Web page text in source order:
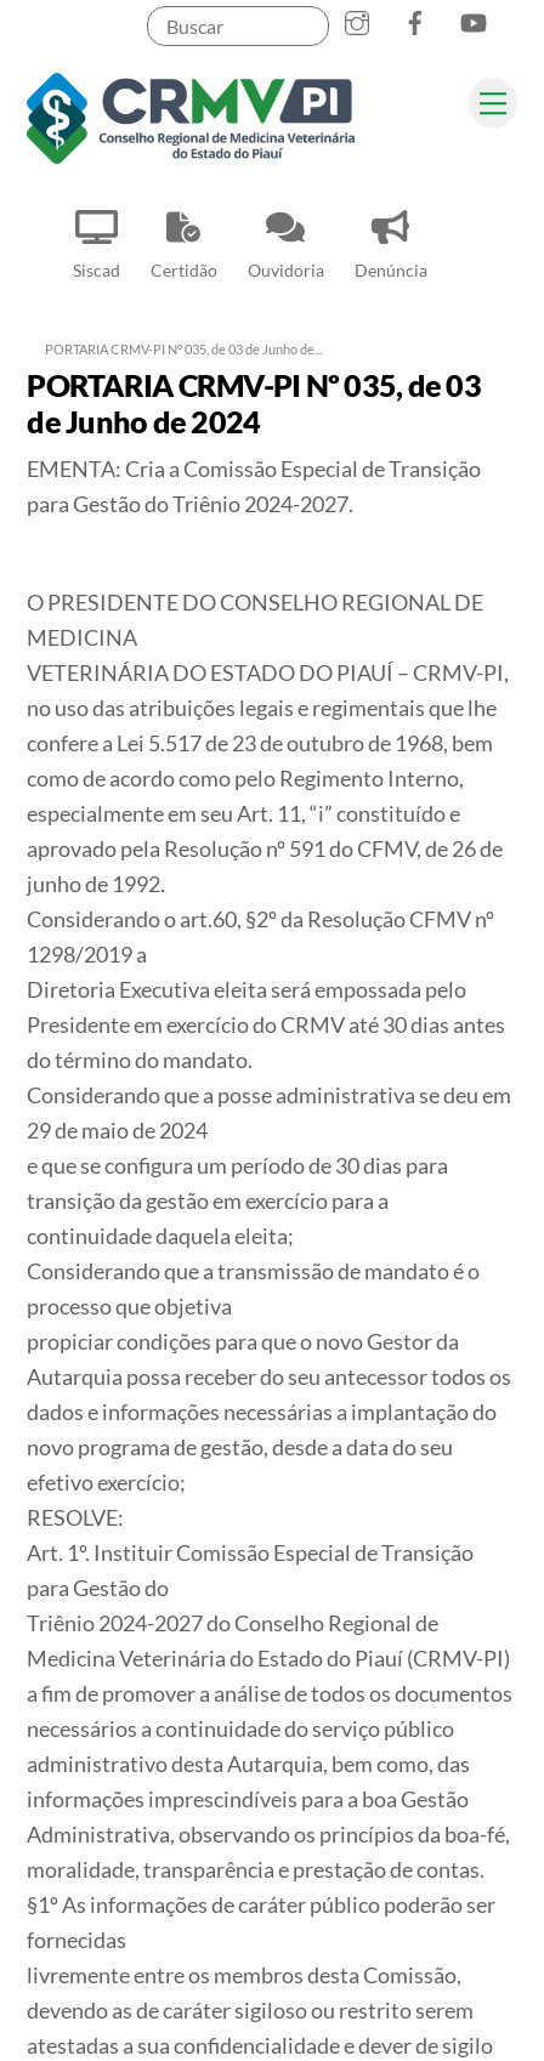
content
Siscad Certidão Ouvidoria Denúncia
InstagramFacebook
Pesquisar
PORTARIA CRMV-PI Nº 035, de 03 de Junho de...
PORTARIA CRMV-PI Nº 035, de 03
de Junho de 2024
EMENTA:Cria a Comissão Especial de Transição
para Gestão do Triênio 2024-2027.
O PRESIDENTE DO CONSELHO REGIONAL DE
MEDICINA
VETERINÁRIA DO ESTADO DO PIAUÍ – CRMV-PI,
no uso das atribuições legais e regimentais que lhe
confere a Lei 5.517 de 23 de outubro de 1968, bem
como de acordo como pelo Regimento Interno,
especialmente em seu Art. 11, “i” constituído e
aprovado pela Resolução nº 591 do CFMV, de 26 de
junho de 1992.
Considerando o art.60, §2º da Resolução CFMV nº
1298/2019 a
Diretoria Executiva eleita será empossada pelo
Presidente em exercício do CRMV até 30 dias antes
do término do mandato.
Considerando que a posse administrativa se deu em
29 de maio de 2024
e que se configura um período de 30 dias para
transição da gestão em exercício para a
continuidade daquela eleita;
Considerando que a transmissão de mandato é o
processo que objetiva
propiciar condições para que o novo Gestor da
Autarquia possa receber do seu antecessor todos os
dados e informações necessárias a implantação do
novo programa de gestão, desde a data do seu
efetivo exercício;
RESOLVE:
Art. 1º. Instituir Comissão Especial de Transição
para Gestão do
Triênio 2024-2027 do Conselho Regional de
Medicina Veterinária do Estado do Piauí (CRMV-PI)
a fim de promover a análise de todos os documentos
necessários a continuidade do serviço público
administrativo desta Autarquia, bem como, das
informações imprescindíveis para a boa Gestão
Administrativa, observando os princípios da boa-fé,
moralidade, transparência e prestação de contas.
§1º As informações de caráter público poderão ser
fornecidas
livremente entre os membros desta Comissão,
devendo as de caráter sigiloso ou restrito serem
atestadas a sua confidencialidade e dever de sigilo